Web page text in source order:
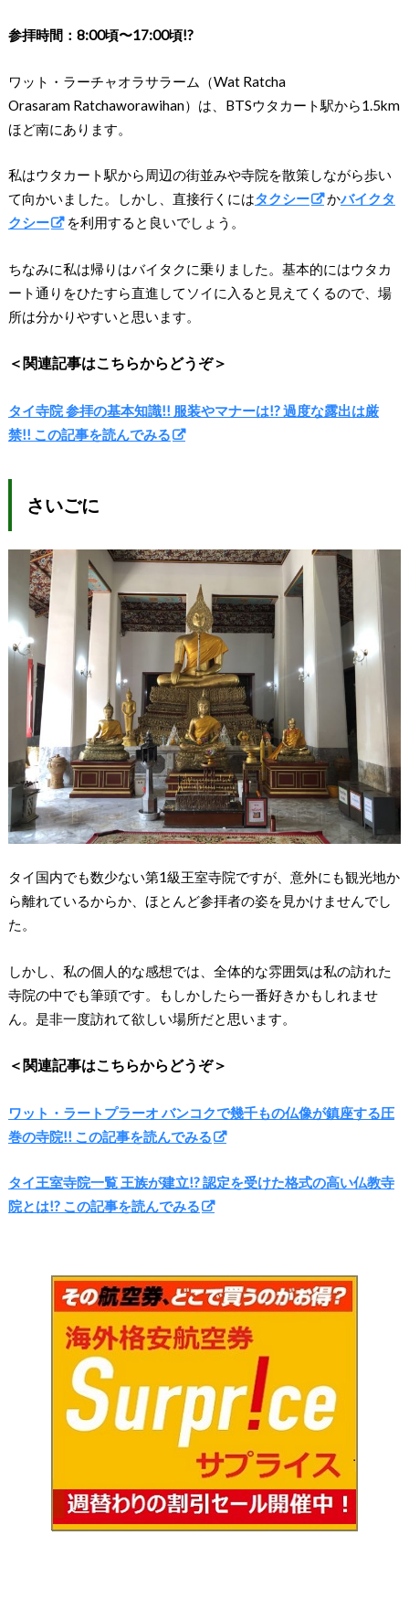
参拝時間：8:00頃〜17:00頃!?
ワット・ラーチャオラサラーム（Wat Ratcha
Orasaram Ratchaworawihan）は、BTSウタカート駅から1.5km
ほど南にあります。
私はウタカート駅から周辺の街並みや寺院を散策しながら歩い
て向かいました。しかし、直接行くにはタクシー かバイクタ
クシー
を利用すると良いでしょう。
ちなみに私は帰りはバイタクに乗りました。基本的にはウタカ
ート通りをひたすら直進してソイに入ると見えてくるので、場
所は分かりやすいと思います。
＜関連記事はこちらからどうぞ＞
タイ寺院 参拝の基本知識!! 服装やマナーは!? 過度な露出は厳
禁!! この記事を読んでみる
さいごに
タイ国内でも数少ない第1級王室寺院ですが、意外にも観光地か
ら離れているからか、ほとんど参拝者の姿を見かけませんでし
た。
しかし、私の個人的な感想では、全体的な雰囲気は私の訪れた
寺院の中でも筆頭です。もしかしたら一番好きかもしれませ
ん。是非一度訪れて欲しい場所だと思います。
＜関連記事はこちらからどうぞ＞
ワット・ラートプラーオ バンコクで幾千もの仏像が鎮座する圧
巻の寺院!! この記事を読んでみる
タイ王室寺院一覧 王族が建立!? 認定を受けた格式の高い仏教寺
院とは!? この記事を読んでみる